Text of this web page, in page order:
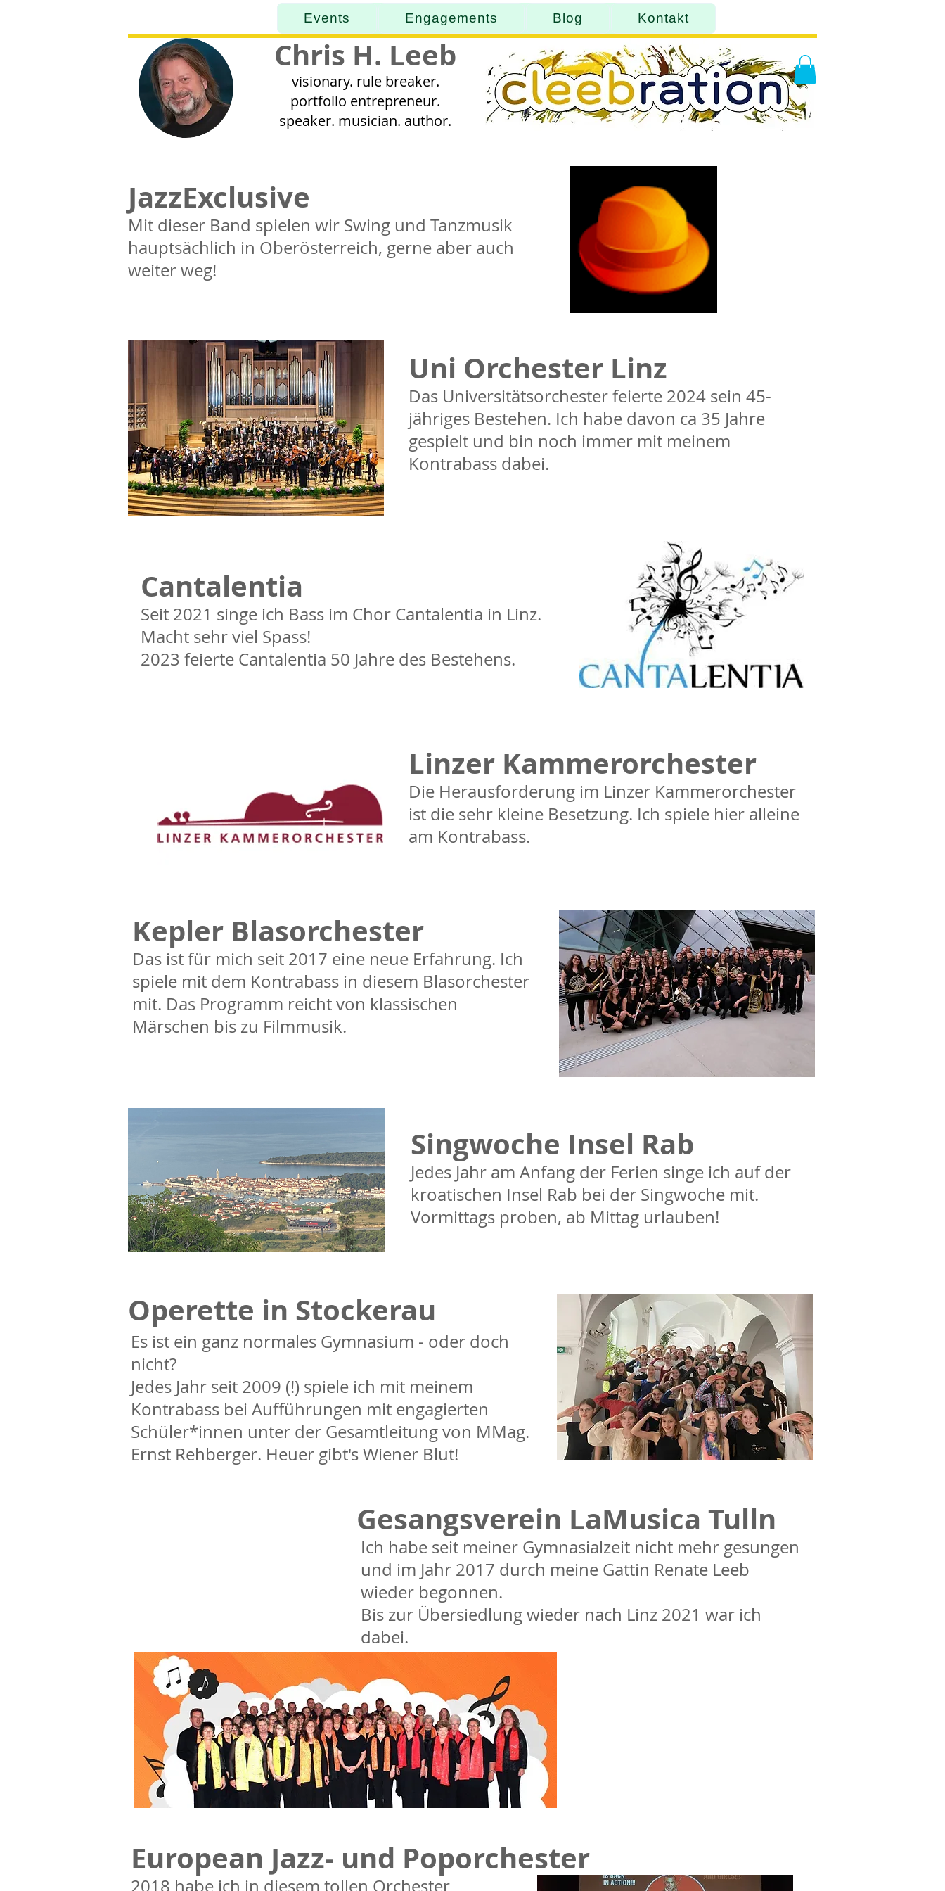
Events Engagements Blog Kontakt
Chris H. Leeb
visionary. rule breaker.
portfolio entrepreneur.
speaker. musician. author.
JazzExclusive
Mit dieser Band spielen wir Swing und Tanzmusik
hauptsächlich in Oberösterreich, gerne aber auch
weiter weg!
Uni Orchester Linz
Das Universitätsorchester feierte 2024 sein 45-
jähriges Bestehen. Ich habe davon ca 35 Jahre
gespielt und bin noch immer mit meinem
Kontrabass dabei.
Cantalentia
Seit 2021 singe ich Bass im Chor Cantalentia in Linz.
Macht sehr viel Spass!
2023 feierte Cantalentia 50 Jahre des Bestehens.
Linzer Kammerorchester
Die Herausforderung im Linzer Kammerorchester
ist die sehr kleine Besetzung. Ich spiele hier alleine
am Kontrabass.
Kepler Blasorchester
Das ist für mich seit 2017 eine neue Erfahrung. Ich
spiele mit dem Kontrabass in diesem Blasorchester
mit. Das Programm reicht von klassischen
Märschen bis zu Filmmusik.
Singwoche Insel Rab
Jedes Jahr am Anfang der Ferien singe ich auf der
kroatischen Insel Rab bei der Singwoche mit.
Vormittags proben, ab Mittag urlauben!
Operette in Stockerau
Es ist ein ganz normales Gymnasium - oder doch
nicht?
Jedes Jahr seit 2009 (!) spiele ich mit meinem
Kontrabass bei Aufführungen mit engagierten
Schüler*innen unter der Gesamtleitung von MMag.
Ernst Rehberger. Heuer gibt's Wiener Blut!
Gesangsverein LaMusica Tulln
Ich habe seit meiner Gymnasialzeit nicht mehr gesungen
und im Jahr 2017 durch meine Gattin Renate Leeb
wieder begonnen.
Bis zur Übersiedlung wieder nach Linz 2021 war ich
dabei.
European Jazz- und Poporchester
2018 habe ich in diesem tollen Orchester